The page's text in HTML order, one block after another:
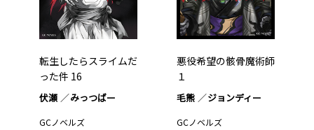
転生したらスライムだ
った件 16
伏瀬 みっつばー
GCノベルズ
悪役希望の骸骨魔術師
１
毛熊 ジョンディー
GCノベルズ